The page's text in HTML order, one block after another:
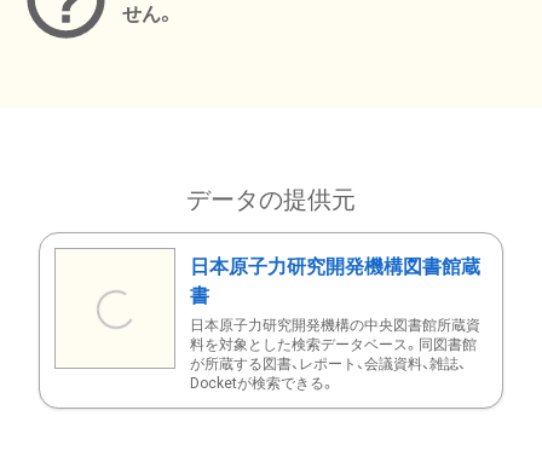
せん。
データの提供元
日本原子力研究開発機構図書館蔵
書
日本原子力研究開発機構の中央図書館所蔵資
料を対象とした検索データベース。同図書館
が所蔵する図書、レポート、会議資料、雑誌、
Docketが検索できる。